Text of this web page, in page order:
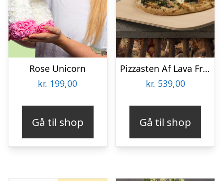
Rose Unicorn
kr. 199,00
Gå til shop
Pizzasten Af Lava Fra Etna
kr. 539,00
Gå til shop